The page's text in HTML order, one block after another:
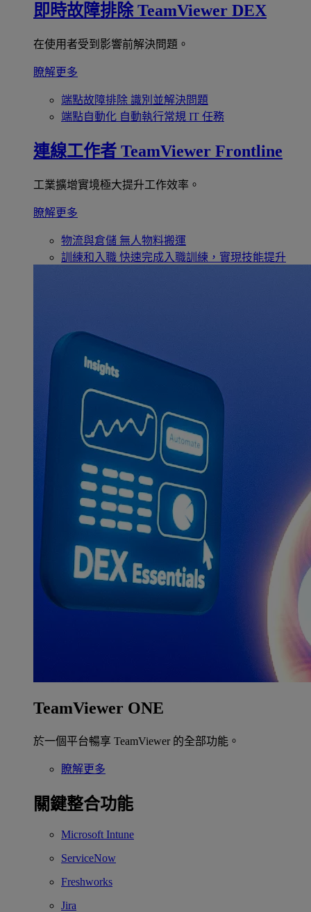
即時故障排除 TeamViewer DEX
在使用者受到影響前解決問題。
瞭解更多
端點故障排除 識別並解決問題
端點自動化 自動執行常規 IT 任務
連線工作者 TeamViewer Frontline
工業擴增實境極大提升工作效率。
瞭解更多
物流與倉儲 無人物料搬運
訓練和入職 快速完成入職訓練，實現技能提升
TeamViewer ONE
於一個平台暢享 TeamViewer 的全部功能。
瞭解更多
關鍵整合功能
Microsoft Intune
ServiceNow
Freshworks
Jira